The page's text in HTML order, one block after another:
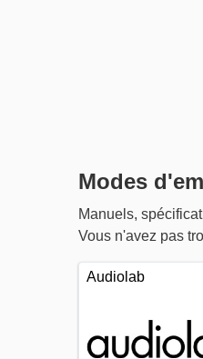
Modes
Manuels,
Vous n'avez pas
Audiolab